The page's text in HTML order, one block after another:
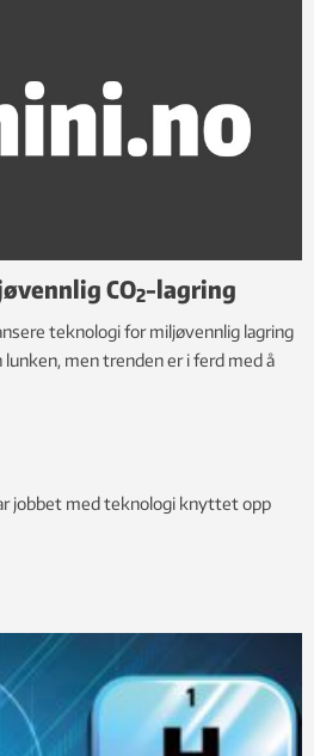
CO2-lagring
teknologi for miljøvennlig lagring
lunken, men trenden er i ferd med å
jobbet med teknologi knyttet opp